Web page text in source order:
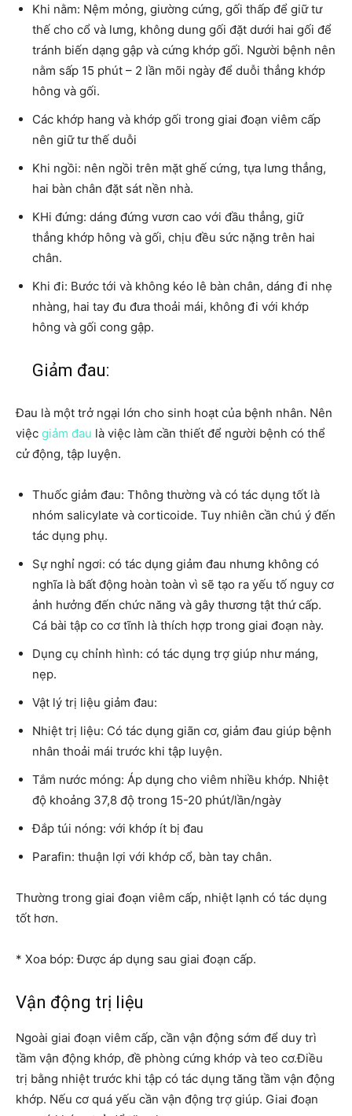
Khi nằm: Nệm mỏng, giường cứng, gối thấp để giữ tư
thế cho cổ và lưng, không dung gối đặt dưới hai gối để
tránh biến dạng gập và cứng khớp gối. Người bệnh nên
nằm sấp 15 phút – 2 lần mõi ngày để duỗi thẳng khớp
hông và gối.
Các khớp hang và khớp gối trong giai đoạn viêm cấp
nên giữ tư thế duỗi
Khi ngồi: nên ngồi trên mặt ghế cứng, tựa lưng thẳng,
hai bàn chân đặt sát nền nhà.
KHi đứng: dáng đứng vươn cao với đầu thẳng, giữ
thẳng khớp hông và gối, chịu đều sức nặng trên hai
chân.
Khi đi: Bước tới và không kéo lê bàn chân, dáng đi nhẹ
nhàng, hai tay đu đưa thoải mái, không đi với khớp
hông và gối cong gập.
Giảm đau:
Đau là một trở ngại lớn cho sinh hoạt của bệnh nhân. Nên
việc giảm đau là việc làm cần thiết để người bệnh có thể
cử động, tập luyện.
Thuốc giảm đau: Thông thường và có tác dụng tốt là
nhóm salicylate và corticoide. Tuy nhiên cần chú ý đến
tác dụng phụ.
Sự nghỉ ngơi: có tác dụng giảm đau nhưng không có
nghĩa là bất động hoàn toàn vì sẽ tạo ra yếu tố nguy cơ
ảnh hưởng đến chức năng và gây thương tật thứ cấp.
Cá bài tập co cơ tĩnh là thích hợp trong giai đoạn này.
Dụng cụ chỉnh hình: có tác dụng trợ giúp như máng,
nẹp.
Vật lý trị liệu giảm đau:
Nhiệt trị liệu: Có tác dụng giãn cơ, giảm đau giúp bệnh
nhân thoải mái trước khi tập luyện.
Tắm nước móng: Áp dụng cho viêm nhiều khớp. Nhiệt
độ khoảng 37,8 độ trong 15-20 phút/lần/ngày
Đắp túi nóng: với khớp ít bị đau
Parafin: thuận lợi với khớp cổ, bàn tay chân.
Thường trong giai đoạn viêm cấp, nhiệt lạnh có tác dụng
tốt hơn.
* Xoa bóp: Được áp dụng sau giai đoạn cấp.
Vận động trị liệu
Ngoài giai đoạn viêm cấp, cần vận động sớm để duy trì
tầm vận động khớp, đề phòng cứng khớp và teo cơ.Điều
trị bằng nhiệt trước khi tập có tác dụng tăng tầm vận động
khớp. Nếu cơ quá yếu cần vận động trợ giúp. Giai đoạn